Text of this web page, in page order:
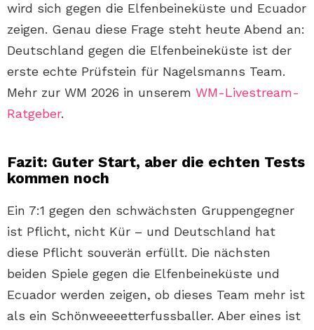
wird sich gegen die Elfenbeineküste und Ecuador
zeigen. Genau diese Frage steht heute Abend an:
Deutschland gegen die Elfenbeineküste ist der
erste echte Prüfstein für Nagelsmanns Team.
Mehr zur WM 2026 in unserem WM-Livestream-
Ratgeber.
Fazit: Guter Start, aber die echten Tests
kommen noch
Ein 7:1 gegen den schwächsten Gruppengegner
ist Pflicht, nicht Kür – und Deutschland hat
diese Pflicht souverän erfüllt. Die nächsten
beiden Spiele gegen die Elfenbeineküste und
Ecuador werden zeigen, ob dieses Team mehr ist
als ein Schönweeeetterfussballer. Aber eines ist